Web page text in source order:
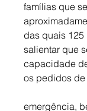
famílias que
das quais
salientar que
capacidade
os pedidos de
emergência,